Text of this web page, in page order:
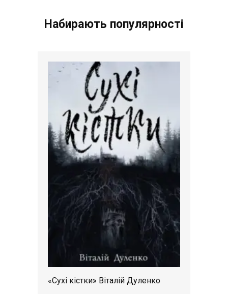
Набирають популярності
«Сухі кістки» Віталій Дуленко